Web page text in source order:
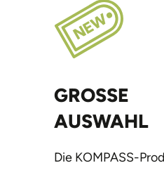
GROSSE
AUSWAHL
Die KOMPASS-